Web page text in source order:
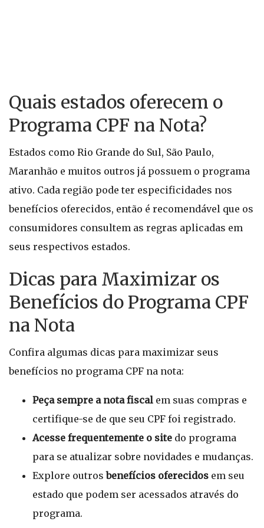
Quais estados oferecem o
Programa CPF na Nota?
Estados como Rio Grande do Sul, São Paulo,
Maranhão e muitos outros já possuem o programa
ativo. Cada região pode ter especificidades nos
benefícios oferecidos, então é recomendável que os
consumidores consultem as regras aplicadas em
seus respectivos estados.
Dicas para Maximizar os
Benefícios do Programa CPF
na Nota
Confira algumas dicas para maximizar seus
benefícios no programa CPF na nota:
Peça sempre a nota fiscal em suas compras e
certifique-se de que seu CPF foi registrado.
Acesse frequentemente o site do programa
para se atualizar sobre novidades e mudanças.
Explore outrosbenefícios oferecidos em seu
estado que podem ser acessados através do
programa.